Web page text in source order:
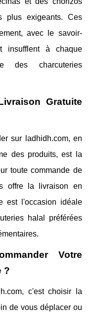
plus exigeants. Ces
avec le savoir-
insufflent à chaque
des charcuteries
Gratuite
sur ladhidh.com, en
des produits, est la
toute commande de
offre la livraison en
est l'occasion idéale
halal préférées
Votre
?
c'est choisir la
de vous déplacer ou